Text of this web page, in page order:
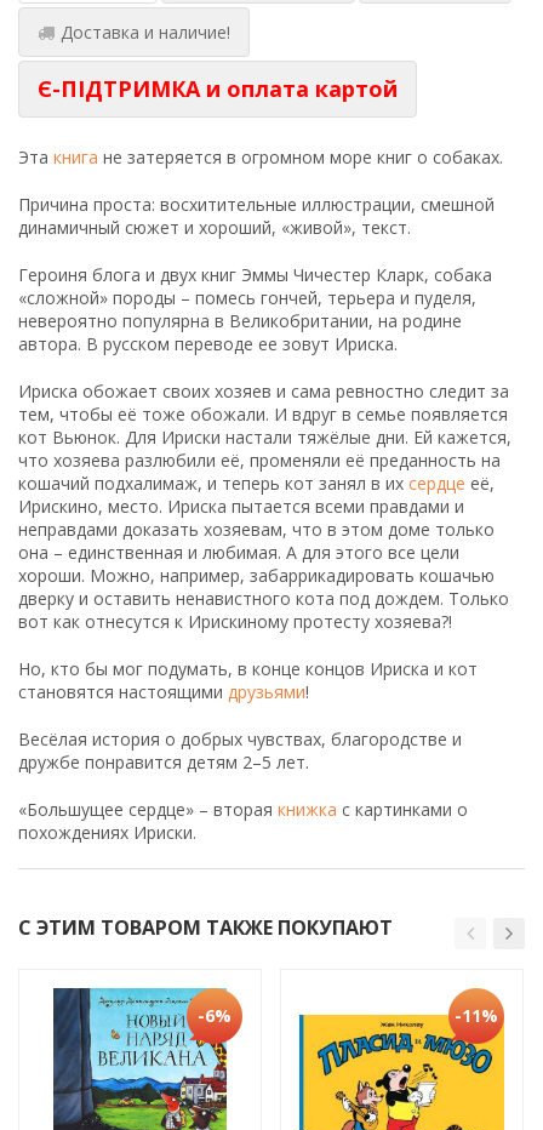
Доставка и наличие!
Є-ПІДТРИМКА и оплата картой
Эта книга не затеряется в огромном море книг о собаках.
Причина проста: восхитительные иллюстрации, смешной
динамичный сюжет и хороший, «живой», текст.
Героиня блога и двух книг Эммы Чичестер Кларк, собака
«сложной» породы – помесь гончей, терьера и пуделя,
невероятно популярна в Великобритании, на родине
автора. В русском переводе ее зовут Ириска.
Ириска обожает своих хозяев и сама ревностно следит за
тем, чтобы её тоже обожали. И вдруг в семье появляется
кот Вьюнок. Для Ириски настали тяжёлые дни. Ей кажется,
что хозяева разлюбили её, променяли её преданность на
кошачий подхалимаж, и теперь кот занял в их сердце её,
Ирискино, место. Ириска пытается всеми правдами и
неправдами доказать хозяевам, что в этом доме только
она – единственная и любимая. А для этого все цели
хороши. Можно, например, забаррикадировать кошачью
дверку и оставить ненавистного кота под дождем. Только
вот как отнесутся к Ирискиному протесту хозяева?!
Но, кто бы мог подумать, в конце концов Ириска и кот
становятся настоящими друзьями!
Весёлая история о добрых чувствах, благородстве и
дружбе понравится детям 2–5 лет.
«Большущее сердце» – вторая книжка с картинками о
похождениях Ириски.
С ЭТИМ ТОВАРОМ ТАКЖЕ ПОКУПАЮТ
-6% -11%